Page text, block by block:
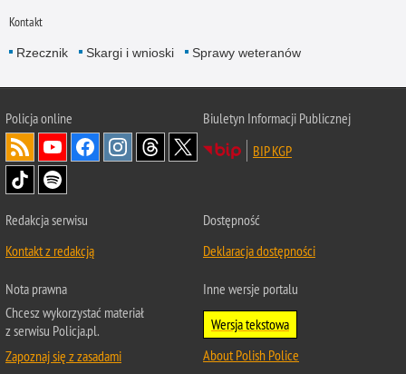
Kontakt
Rzecznik Skargi i wnioski Sprawy weteranów
Policjaonline
Biuletyn Informacji Publicznej
BIP KGP
Redakcja serwisu
Kontakt z redakcją
Dostępność
Deklaracja dostępności
Nota prawna
Chcesz wykorzystać materiał
z serwisu Policja.pl.
Zapoznaj się z zasadami
Inne wersje portalu
Wersja tekstowa
About Polish Police